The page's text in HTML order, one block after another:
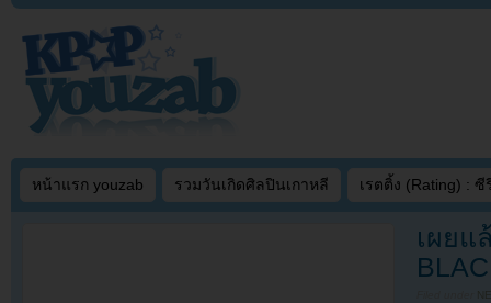
หน้าแรก youzab รวมวันเกิดศิลปินเกาหลี เรตติ้ง (Rating) : ซี
เผยแ